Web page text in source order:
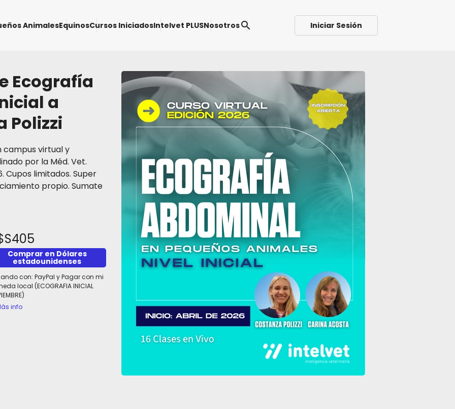
AnimalesEquinosCursos IniciadosIntelvet PLUSNosotrossearch Iniciar Sesión
Ecografía
a
Polizzi
campus virtual y
por la Méd. Vet.
Cupos limitados. Super
propio. Sumate
Comprar en Dólares
estadounidenses
con: PayPal y Pagar con mi
local (ECOGRAFIA INICIAL
info